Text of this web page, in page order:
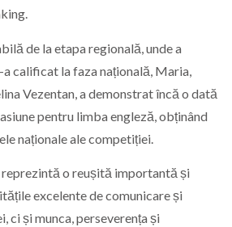
de la etapa regională, unde a
calificat la faza națională, Maria,
Vezentan, a demonstrat încă o dată
pentru limba engleză, obținând
naționale ale competiției.
o reușită importantă și
excelente de comunicare și
ci și munca, perseverența și